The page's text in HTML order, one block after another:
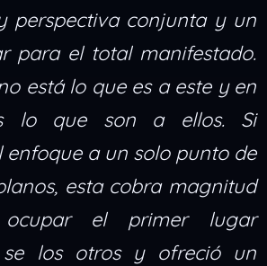
perspectiva conjunta y un
para el total manifestado.
está lo que es a este y en
lo que son a ellos. Si
enfoque a un solo punto de
esta cobra magnitud
el primer lugar
se los otros y ofreció un